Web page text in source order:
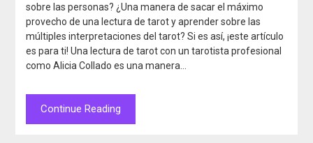
sobre las personas? ¿Una manera de sacar el máximo
provecho de una lectura de tarot y aprender sobre las
múltiples interpretaciones del tarot? Si es así, ¡este artículo
es para ti! Una lectura de tarot con un tarotista profesional
como Alicia Collado es una manera…
Continue Reading